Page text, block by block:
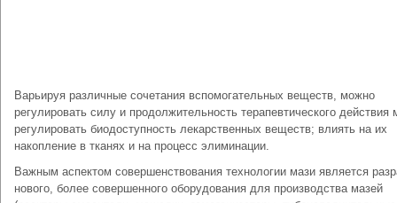
Варьируя различные сочетания вспомогательных веществ, можно
регулировать силу и продолжительность терапевтического действия
регулировать биодоступность лекарственных веществ; влиять на их
накопление в тканях и на процесс элиминации.
Важным аспектом совершенствования технологии мази является
нового, более совершенного оборудования для производства мазей